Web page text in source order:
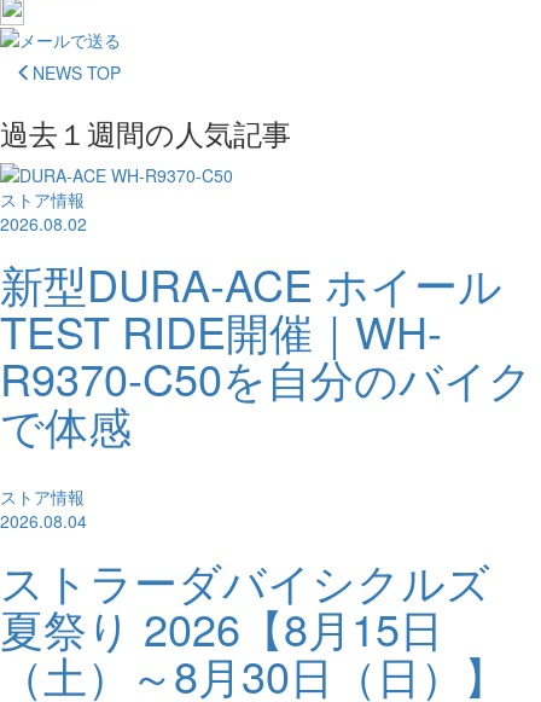
NEWS TOP
過去１週間の人気記事
ストア情報
2026.08.02
新型DURA-ACE ホイール
TEST RIDE開催｜WH-
R9370-C50を自分のバイク
で体感
ストア情報
2026.08.04
ストラーダバイシクルズ
夏祭り 2026【8月15日
（土）～8月30日（日）】